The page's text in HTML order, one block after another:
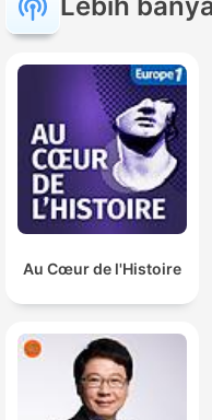
Au Cœur de l'Histoire